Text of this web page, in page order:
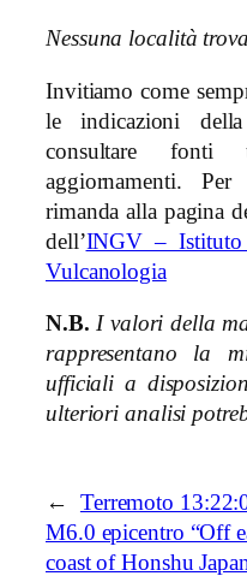
Nessuna località
Invitiamo come
le indicazioni
consultare fonti
aggiornamenti.
rimanda alla pagina
dell’INGV – Istituto
Vulcanologia
N.B. I valori della
rappresentano la
ufficiali a
ulteriori analisi
←
Terremoto
M6.0 epicentro “Off
coast of Honshu